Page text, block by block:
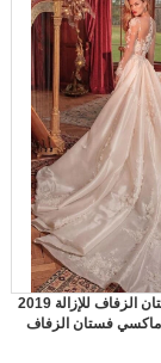
2019 تصميم جديد فستان الزفاف للإزالة
ماكسي فستان الزفاف